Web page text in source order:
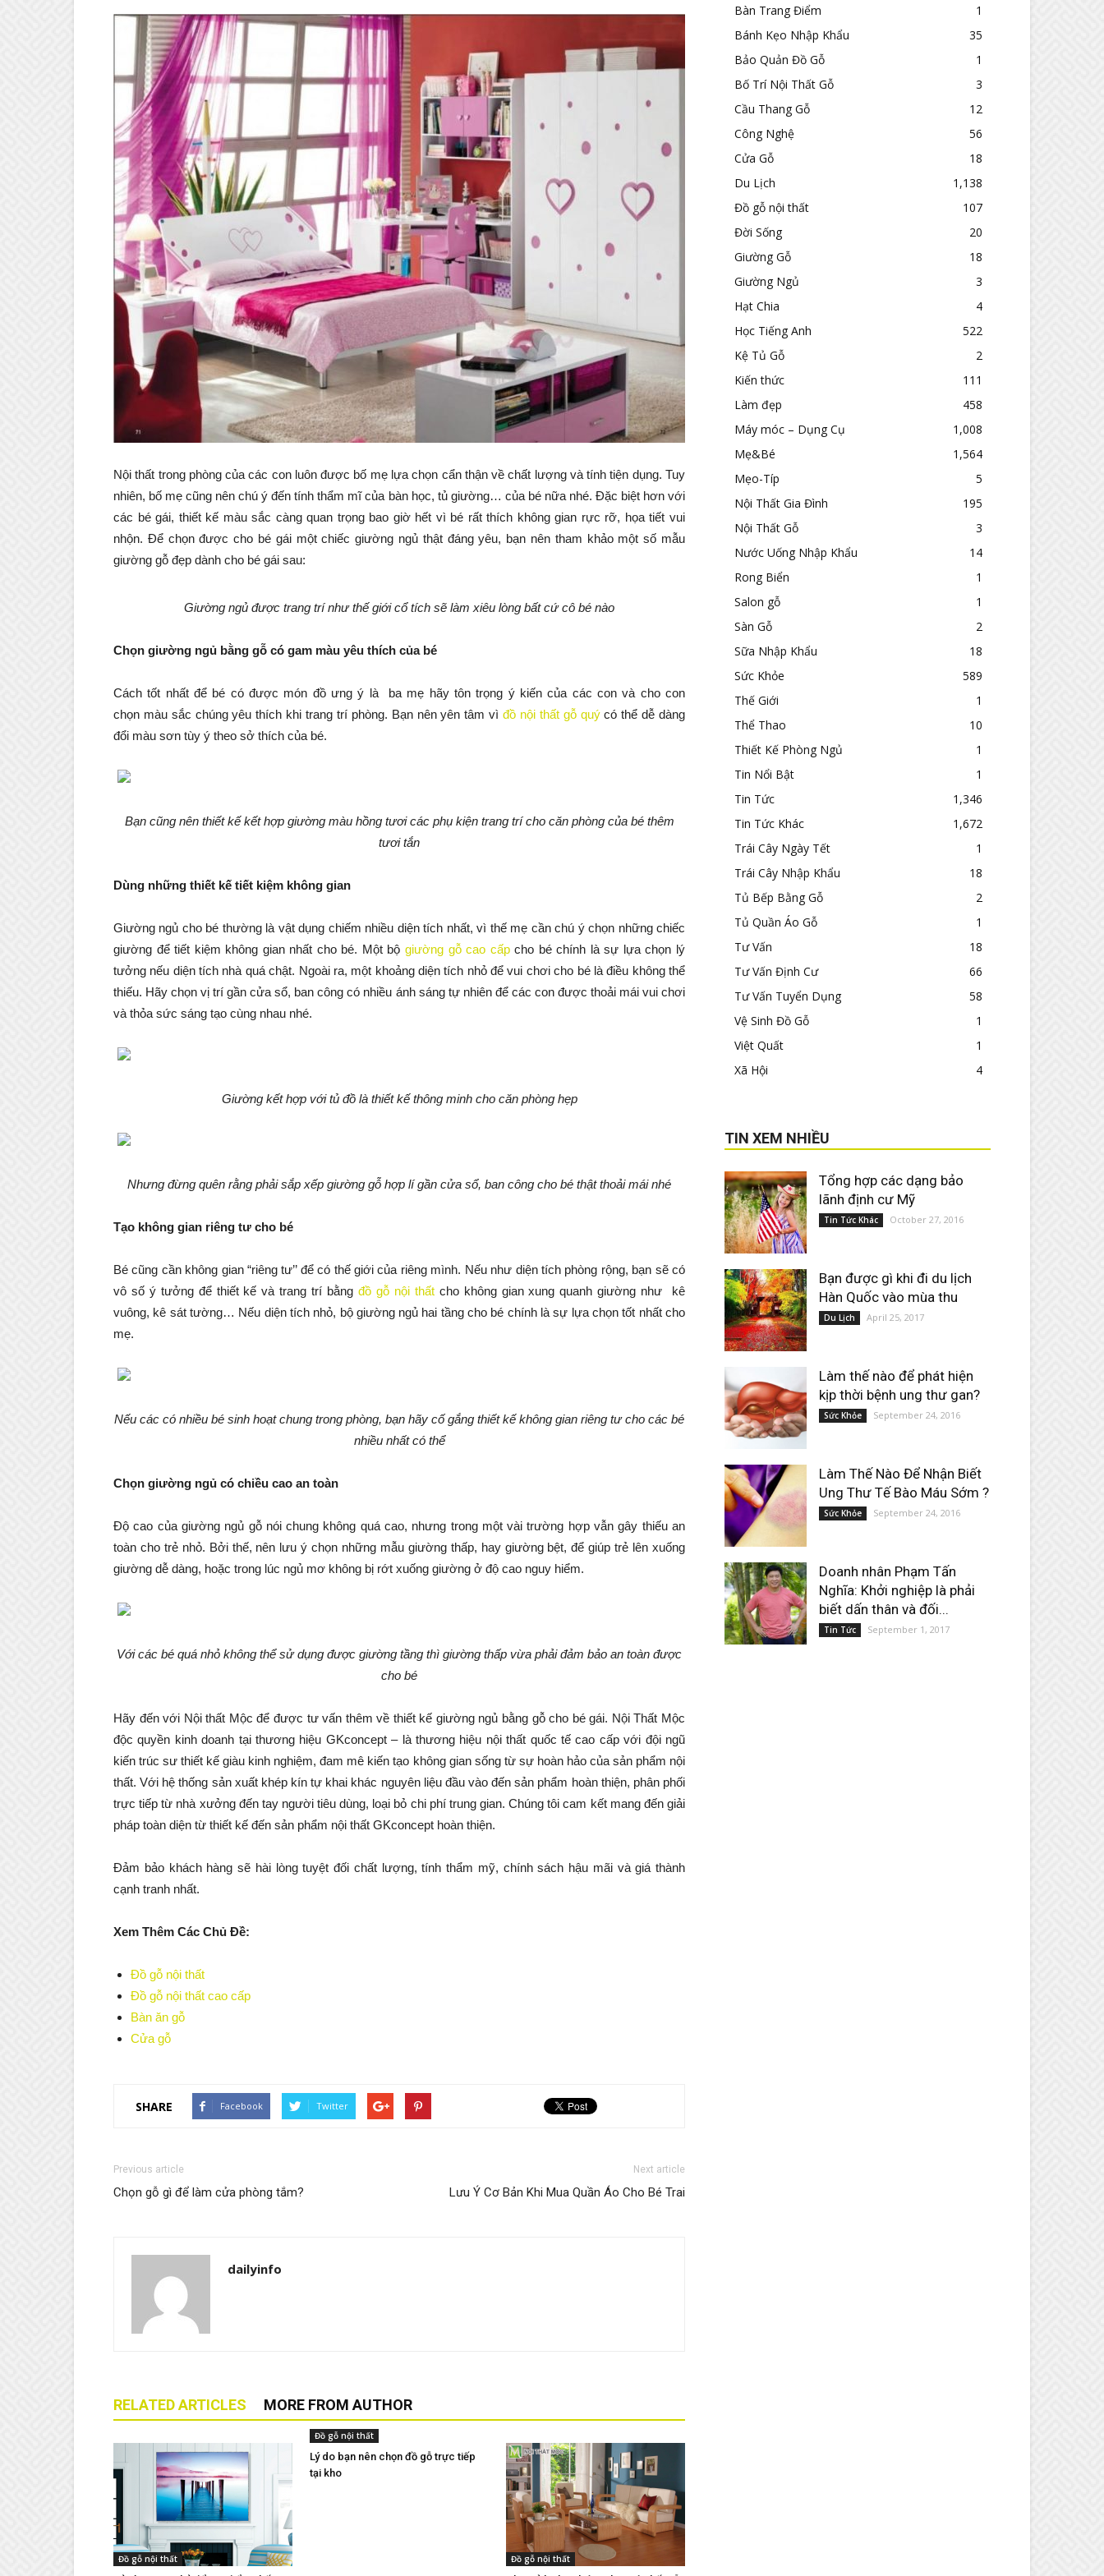
Nội thất trong phòng của các con luôn được bố mẹ lựa chọn cẩn thận về chất lượng và tính tiện dụng. Tuy
nhiên, bố mẹ cũng nên chú ý đến tính thẩm mĩ của bàn học, tủ giường… của bé nữa nhé. Đặc biệt hơn với
các bé gái, thiết kế màu sắc càng quan trọng bao giờ hết vì bé rất thích không gian rực rỡ, họa tiết vui
nhộn. Để chọn được cho bé gái một chiếc giường ngủ thật đáng yêu, bạn nên tham khảo một số mẫu
giường gỗ đẹp dành cho bé gái sau:
Giường ngủ được trang trí như thế giới cổ tích sẽ làm xiêu lòng bất cứ cô bé nào
Chọn giường ngủ bằng gỗ có gam màu yêu thích của bé
Cách tốt nhất để bé có được món đồ ưng ý là ba mẹ hãy tôn trọng ý kiến của các con và cho con
chọn màu sắc chúng yêu thích khi trang trí phòng. Bạn nên yên tâm vìđồ nội thất gỗ quýcó thể dễ dàng
đổi màu sơn tùy ý theo sở thích của bé.
Bạn cũng nên thiết kế kết hợp giường màu hồng tươi các phụ kiện trang trí cho căn phòng của bé thêm
tươi tắn
Dùng những thiết kế tiết kiệm không gian
Giường ngủ cho bé thường là vật dụng chiếm nhiều diện tích nhất, vì thế mẹ cần chú ý chọn những chiếc
giường để tiết kiệm không gian nhất cho bé. Một bộ giường gỗ cao cấpcho bé chính là sự lựa chọn lý
tưởng nếu diện tích nhà quá chật. Ngoài ra, một khoảng diện tích nhỏ để vui chơi cho bé là điều không thể
thiếu. Hãy chọn vị trí gần cửa sổ, ban công có nhiều ánh sáng tự nhiên để các con được thoải mái vui chơi
và thỏa sức sáng tạo cùng nhau nhé.
Giường kết hợp với tủ đồ là thiết kế thông minh cho căn phòng hẹp
Nhưng đừng quên rằng phải sắp xếp giường gỗ hợp lí gần cửa sổ, ban công cho bé thật thoải mái nhé
Tạo không gian riêng tư cho bé
Bé cũng cần không gian “riêng tư’’ để có thế giới của riêng mình. Nếu như diện tích phòng rộng, bạn sẽ có
vô số ý tưởng để thiết kế và trang trí bằngđồ gỗ nội thấtcho không gian xung quanh giường như kê
vuông, kê sát tường… Nếu diện tích nhỏ, bộ giường ngủ hai tầng cho bé chính là sự lựa chọn tốt nhất cho
mẹ.
Nếu các có nhiều bé sinh hoạt chung trong phòng, bạn hãy cố gắng thiết kế không gian riêng tư cho các bé
nhiều nhất có thể
Chọn giường ngủ có chiều cao an toàn
Độ cao của giường ngủ gỗ nói chung không quá cao, nhưng trong một vài trường hợp vẫn gây thiếu an
toàn cho trẻ nhỏ. Bởi thế, nên lưu ý chọn những mẫu giường thấp, hay giường bệt, để giúp trẻ lên xuống
giường dễ dàng, hoặc trong lúc ngủ mơ không bị rớt xuống giường ở độ cao nguy hiểm.
Với các bé quá nhỏ không thể sử dụng được giường tầng thì giường thấp vừa phải đảm bảo an toàn được
cho bé
Hãy đến với Nội thất Mộc để được tư vấn thêm về thiết kế giường ngủ bằng gỗ cho bé gái. Nội Thất Mộc
độc quyền kinh doanh tại thương hiệu GKconcept – là thương hiệu nội thất quốc tế cao cấp với đội ngũ
kiến trúc sư thiết kế giàu kinh nghiệm, đam mê kiến tạo không gian sống từ sự hoàn hảo của sản phẩm nội
thất. Với hệ thống sản xuất khép kín tự khai khác nguyên liệu đầu vào đến sản phẩm hoàn thiện, phân phối
trực tiếp từ nhà xưởng đến tay người tiêu dùng, loại bỏ chi phí trung gian. Chúng tôi cam kết mang đến giải
pháp toàn diện từ thiết kế đến sản phẩm nội thất GKconcept hoàn thiện.
Đảm bảo khách hàng sẽ hài lòng tuyệt đối chất lượng, tính thẩm mỹ, chính sách hậu mãi và giá thành
cạnh tranh nhất.
Xem Thêm Các Chủ Đề:
Đồ gỗ nội thất
Đồ gỗ nội thất cao cấp
Bàn ăn gỗ
Cửa gỗ
SHARE Facebook Twitter
Previous article
Chọn gỗ gì để làm cửa phòng tắm?
Next article
Lưu Ý Cơ Bản Khi Mua Quần Áo Cho Bé Trai
dailyinfo
RELATED ARTICLES MORE FROM AUTHOR
Đồ gỗ nội thất
Đồ gỗ nội thất
Lý do bạn nên chọn đồ gỗ trực tiếp
tại kho
Đồ gỗ nội thất
Bàn Trang Điểm
1
Bánh Kẹo Nhập Khẩu
35
Bảo Quản Đồ Gỗ
1
Bố Trí Nội Thất Gỗ
3
Cầu Thang Gỗ
12
Công Nghệ
56
Cửa Gỗ
18
Du Lịch
1,138
Đồ gỗ nội thất
107
Đời Sống
20
Giường Gỗ
18
Giường Ngủ
3
Hạt Chia
4
Học Tiếng Anh
522
Kệ Tủ Gỗ
2
Kiến thức
111
Làm đẹp
458
Máy móc – Dụng Cụ
1,008
Mẹ&Bé
1,564
Mẹo-Típ
5
Nội Thất Gia Đình
195
Nội Thất Gỗ
3
Nước Uống Nhập Khẩu
14
Rong Biển
1
Salon gỗ
1
Sàn Gỗ
2
Sữa Nhập Khẩu
18
Sức Khỏe
589
Thế Giới
1
Thể Thao
10
Thiết Kế Phòng Ngủ
1
Tin Nổi Bật
1
Tin Tức
1,346
Tin Tức Khác
1,672
Trái Cây Ngày Tết
1
Trái Cây Nhập Khẩu
18
Tủ Bếp Bằng Gỗ
2
Tủ Quần Áo Gỗ
1
Tư Vấn
18
Tư Vấn Định Cư
66
Tư Vấn Tuyển Dụng
58
Vệ Sinh Đồ Gỗ
1
Việt Quất
1
Xã Hội
4
TIN XEM NHIỀU
Tổng hợp các dạng bảo
lãnh định cư Mỹ
Tin Tức Khác October 27, 2016
Bạn được gì khi đi du lịch
Hàn Quốc vào mùa thu
Du Lịch April 25, 2017
Làm thế nào để phát hiện
kịp thời bệnh ung thư gan?
Sức Khỏe September 24, 2016
Làm Thế Nào Để Nhận Biết
Ung Thư Tế Bào Máu Sớm ?
Sức Khỏe September 24, 2016
Doanh nhân Phạm Tấn
Nghĩa: Khởi nghiệp là phải
biết dấn thân và đối...
Tin Tức September 1, 2017